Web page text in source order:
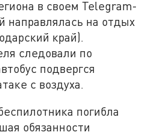
в своем Telegram-
направлялась на отдых
край).
следовали по
подвергся
с воздуха.
погибла
обязанности